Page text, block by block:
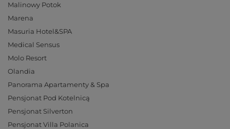
Malinowy Potok
Marena
Masuria Hotel&SPA
Medical Sensus
Molo Resort
Olandia
Panorama Apartamenty & Spa
Pensjonat Pod Kotelnicą
Pensjonat Silverton
Pensjonat Villa Polanica